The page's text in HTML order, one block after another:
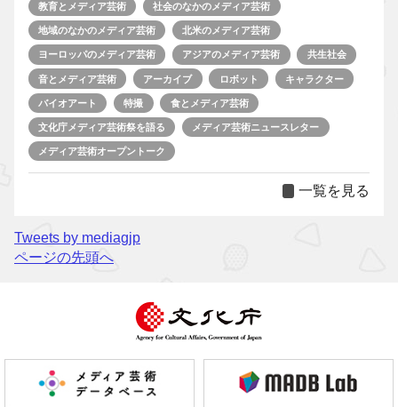
教育とメディア芸術 社会のなかのメディア芸術
地域のなかのメディア芸術 北米のメディア芸術
ヨーロッパのメディア芸術 アジアのメディア芸術 共生社会
音とメディア芸術 アーカイブ ロボット キャラクター
バイオアート 特撮 食とメディア芸術
文化庁メディア芸術祭を語る メディア芸術ニュースレター
メディア芸術オープントーク
一覧を見る
Tweets by mediagjp
ページの先頭へ